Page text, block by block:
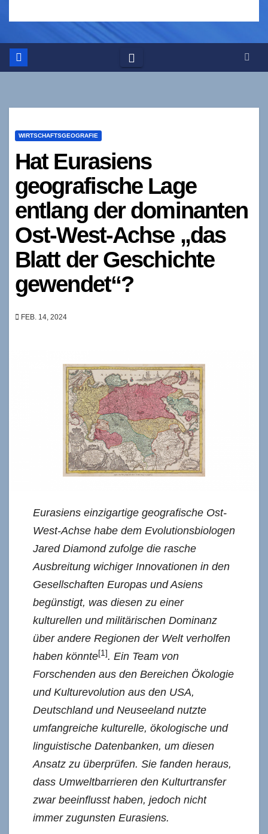
WIRTSCHAFTSGEOGRAFIE
Hat Eurasiens
geografische Lage
entlang der dominanten
Ost-West-Achse „das
Blatt der Geschichte
gewendet“?
FEB. 14, 2024
Eurasiens einzigartige geografische Ost-
West-Achse habe dem Evolutionsbiologen
Jared Diamond zufolge die rasche
Ausbreitung wichiger Innovationen in den
Gesellschaften Europas und Asiens
begünstigt, was diesen zu einer
kulturellen und militärischen Dominanz
über andere Regionen der Welt verholfen
haben könnte[1] . Ein Team von
Forschenden aus den Bereichen Ökologie
und Kulturevolution aus den USA,
Deutschland und Neuseeland nutzte
umfangreiche kulturelle, ökologische und
linguistische Datenbanken, um diesen
Ansatz zu überprüfen. Sie fanden heraus,
dass Umweltbarrieren den Kulturtransfer
zwar beeinflusst haben, jedoch nicht
immer zugunsten Eurasiens.